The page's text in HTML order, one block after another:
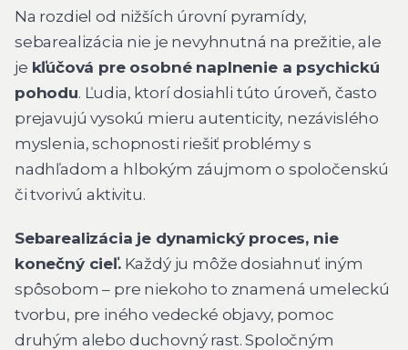
Na rozdiel od nižších úrovní pyramídy,
sebarealizácia nie je nevyhnutná na prežitie, ale
je kľúčová pre osobné naplnenie a psychickú
pohodu. Ľudia, ktorí dosiahli túto úroveň, často
prejavujú vysokú mieru autenticity, nezávislého
myslenia, schopnosti riešiť problémy s
nadhľadom a hlbokým záujmom o spoločenskú
či tvorivú aktivitu.
Sebarealizácia je dynamický proces, nie
konečný cieľ.Každý ju môže dosiahnuť iným
spôsobom – pre niekoho to znamená umeleckú
tvorbu, pre iného vedecké objavy, pomoc
druhým alebo duchovný rast. Spoločným